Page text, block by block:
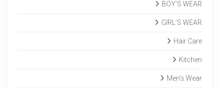
BOY’S WEAR
GIRL’S WEAR
Hair Care
Kitchen
Men's Wear